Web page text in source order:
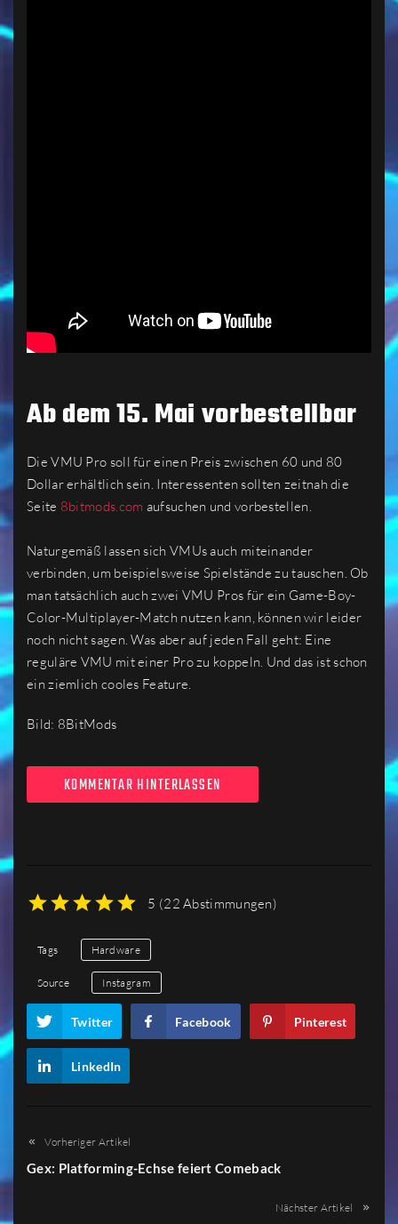
Ab dem 15. Mai vorbestellbar
Die VMU Pro soll für einen Preis zwischen 60 und 80
Dollar erhältlich sein. Interessenten sollten zeitnah die
Seite 8bitmods.com aufsuchen und vorbestellen.
Naturgemäß lassen sich VMUs auch miteinander
verbinden, um beispielsweise Spielstände zu tauschen. Ob
man tatsächlich auch zwei VMU Pros für ein Game-Boy-
Color-Multiplayer-Match nutzen kann, können wir leider
noch nicht sagen. Was aber auf jeden Fall geht: Eine
reguläre VMU mit einer Pro zu koppeln. Und das ist schon
ein ziemlich cooles Feature.
Bild: 8BitMods
KOMMENTAR HINTERLASSEN
5 (22 Abstimmungen)
Tags Hardware
Source Instagram
Twitter Facebook Pinterest
LinkedIn
Vorheriger Artikel
Gex: Platforming-Echse feiert Comeback
Nächster Artikel